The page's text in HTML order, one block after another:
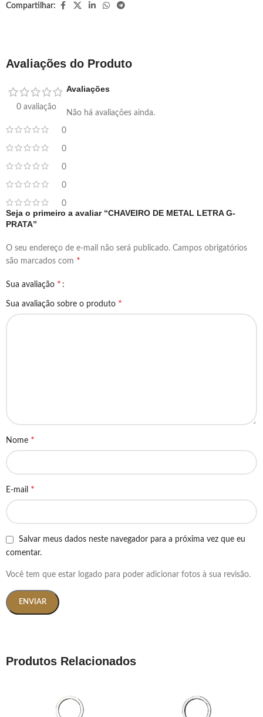
Compartilhar:
Avaliações do Produto
0 avaliação
0
0
0
0
0
Avaliações
Não há avaliações ainda.
Seja o primeiro a avaliar “CHAVEIRO DE METAL LETRA G-
PRATA”
O seu endereço de e-mail não será publicado. Campos obrigatórios
são marcados com *
Sua avaliação *
Sua avaliação sobre o produto *
Nome *
E-mail *
Salvar meus dados neste navegador para a próxima vez que eu
comentar.
Você tem que estar logado para poder adicionar fotos à sua revisão.
Produtos Relacionados